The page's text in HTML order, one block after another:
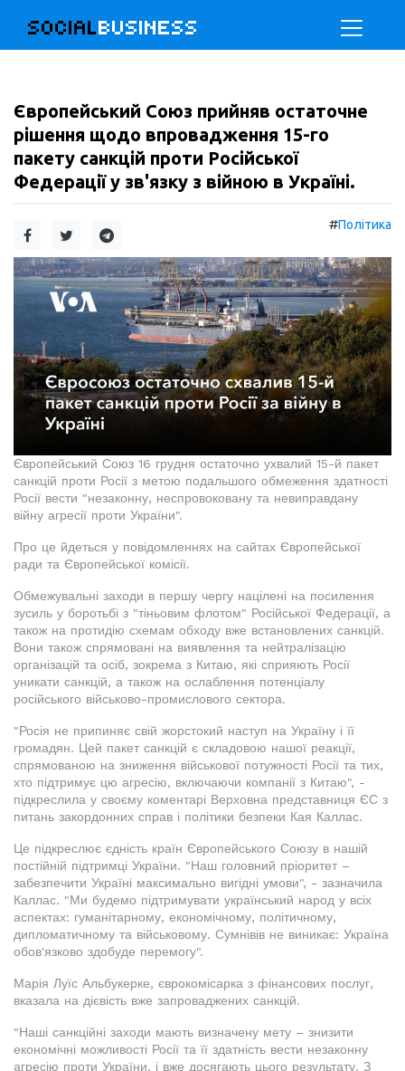
SOCIALBUSINESS
Європейський Союз прийняв остаточне
рішення щодо впровадження 15-го
пакету санкцій проти Російської
Федерації у зв'язку з війною в Україні.
#Політика
Європейський Союз 16 грудня остаточно ухвалий 15-й пакет
санкцій проти Росії з метою подальшого обмеження здатності
Росії вести "незаконну, неспровоковану та невиправдану
війну агресії проти України".
Про це йдеться у повідомленнях на сайтах Європейської
ради та Європейської комісії.
Обмежувальні заходи в першу чергу націлені на посилення
зусиль у боротьбі з "тіньовим флотом" Російської Федерації, а
також на протидію схемам обходу вже встановлених санкцій.
Вони також спрямовані на виявлення та нейтралізацію
організацій та осіб, зокрема з Китаю, які сприяють Росії
уникати санкцій, а також на ослаблення потенціалу
російського військово-промислового сектора.
"Росія не припиняє свій жорстокий наступ на Україну і її
громадян. Цей пакет санкцій є складовою нашої реакції,
спрямованою на зниження військової потужності Росії та тих,
хто підтримує цю агресію, включаючи компанії з Китаю", -
підкреслила у своєму коментарі Верховна представниця ЄС з
питань закордонних справ і політики безпеки Кая Каллас.
Це підкреслює єдність країн Європейського Союзу в нашій
постійній підтримці України. "Наш головний пріоритет –
забезпечити Україні максимально вигідні умови", - зазначила
Каллас. "Ми будемо підтримувати український народ у всіх
аспектах: гуманітарному, економічному, політичному,
дипломатичному та військовому. Сумнівів не виникає: Україна
обов'язково здобуде перемогу".
Марія Луїс Альбукерке, єврокомісарка з фінансових послуг,
вказала на дієвість вже запроваджених санкцій.
"Наші санкційні заходи мають визначену мету – знизити
економічні можливості Росії та її здатність вести незаконну
агресію проти України, і вже досягають цього результату. З